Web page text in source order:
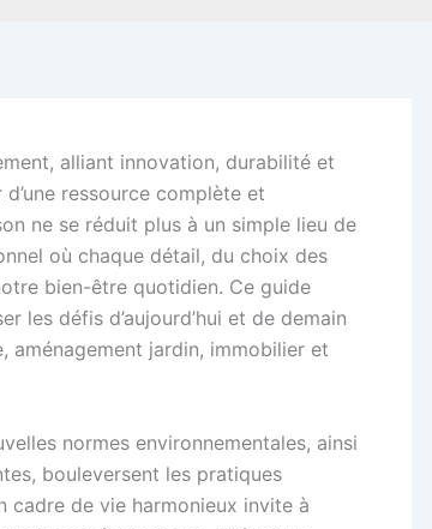
alliant innovation, durabilité et
ressource complète et
ne se réduit plus à un simple lieu de
où chaque détail, du choix des
bien-être quotidien. Ce guide
les défis d’aujourd’hui et de demain
aménagement jardin, immobilier et
normes environnementales, ainsi
bouleversent les pratiques
cadre de vie harmonieux invite à